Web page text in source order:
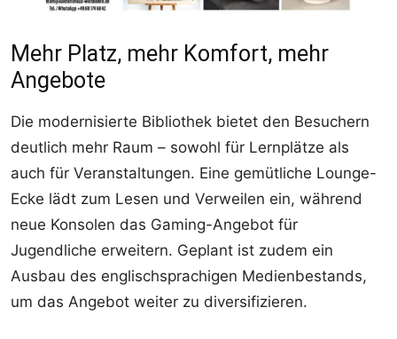
Mehr Platz, mehr Komfort, mehr
Angebote
Die modernisierte Bibliothek bietet den Besuchern
deutlich mehr Raum – sowohl für Lernplätze als
auch für Veranstaltungen. Eine gemütliche Lounge-
Ecke lädt zum Lesen und Verweilen ein, während
neue Konsolen das Gaming-Angebot für
Jugendliche erweitern. Geplant ist zudem ein
Ausbau des englischsprachigen Medienbestands,
um das Angebot weiter zu diversifizieren.